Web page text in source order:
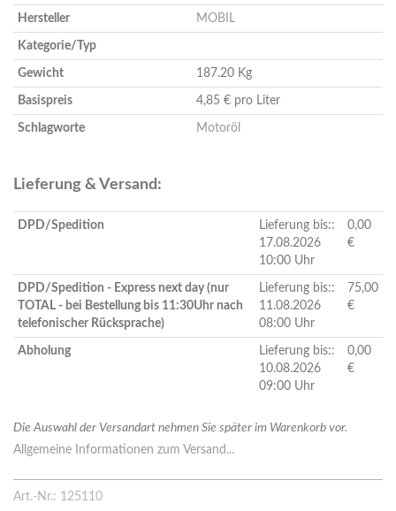
Hersteller MOBIL
Kategorie/Typ
Gewicht 187.20 Kg
Basispreis 4,85 € pro Liter
Schlagworte Motoröl
Lieferung & Versand:
DPD/Spedition
Lieferung bis::
17.08.2026
10:00 Uhr
0,00
€
DPD/Spedition - Express next day (nur
TOTAL - bei Bestellung bis 11:30Uhr nach
telefonischer Rücksprache)
Lieferung bis::
11.08.2026
08:00 Uhr
75,00
€
Abholung
Lieferung bis::
10.08.2026
09:00 Uhr
0,00
€
Die Auswahl der Versandart nehmen Sie später im Warenkorb vor.
Allgemeine Informationen zum Versand...
Art.-Nr.: 125110